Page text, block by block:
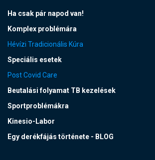
Ha csak pár napod van!
Komplex problémára
Hévízi Tradicionális Kúra
Speciális esetek
Post Covid Care
Beutalási folyamat TB kezelések
Sportproblémákra
Kinesio-Labor
Egy derékfájás története - BLOG